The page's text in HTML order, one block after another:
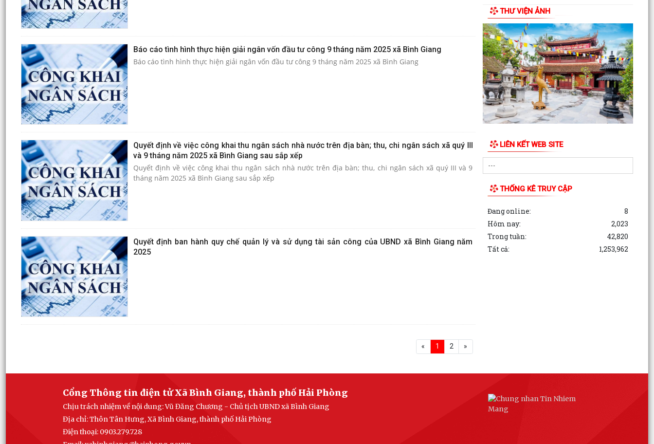
Báo cáo tình hình thực hiện giải ngân vốn đầu tư công 9 tháng năm 2025 xã Bình Giang
Báo cáo tình hình thực hiện giải ngân vốn đầu tư công 9 tháng năm 2025 xã Bình Giang
Quyết định về việc công khai thu ngân sách nhà nước trên địa bàn; thu, chi ngân sách xã quý III
và 9 tháng năm 2025 xã Bình Giang sau sắp xếp
Quyết định về việc công khai thu ngân sách nhà nước trên địa bàn; thu, chi ngân sách xã quý III và 9
tháng năm 2025 xã Bình Giang sau sắp xếp
Quyết định ban hành quy chế quản lý và sử dụng tài sản công của UBND xã Bình Giang năm
2025
« 1 2 »
Nghị quyết Quy định mức thu phí, lệ phí thuộc
thẩm quyền của Hội đồng nhân dân thành phố
đối với...
THƯ VIỆN ẢNH
LIÊN KẾT WEB SITE
THỐNG KÊ TRUY CẬP
Đang online:
8
Hôm nay:
2,023
Trong tuần:
42,820
Tất cả:
1,253,962
Cổng Thông tin điện tử Xã Bình Giang, thành phố Hải Phòng
Chịu trách nhiệm về nội dung: Vũ Đăng Chương - Chủ tịch UBND xã Bình Giang
Địa chỉ: Thôn Tân Hưng, Xã Bình Giang, thành phố Hải Phòng
Điện thoại: 0903.279.728